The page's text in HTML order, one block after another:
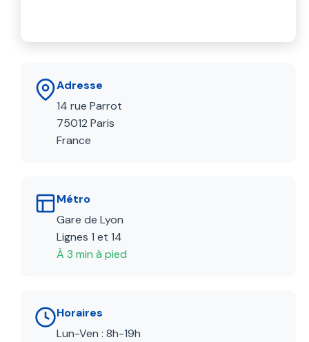
Adresse
14 rue Parrot
75012 Paris
France
Métro
Gare de Lyon
Lignes 1 et 14
À 3 min à pied
Horaires
Lun-Ven : 8h-19h